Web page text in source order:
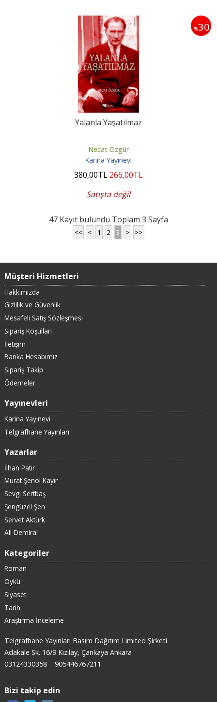
%30
Yalanla Yaşatılmaz
Necat Özgür
Karina Yayınevi
380,00TL 266,00TL
Satışta değil
47 Kayıt bulundu Toplam 3 Sayfa
<< < 1 2 3 > >>
Müşteri Hizmetleri
Hakkımızda
Gizlilik ve Güvenlik
Mesafeli Satış Sözleşmesi
Sipariş Koşulları
İletişim
Banka Hesabımız
Sipariş Takip
Ödemeler
Yayınevleri
Karina Yayınevi
Telgrafhane Yayınları
Yazarlar
İlhan Patır
Murat Şenol Kayır
Sevgi Sertbaş
Şengüzel Şen
Servet Aktürk
Ali Demiral
Kategoriler
Roman
Öykü
Siyaset
Tarih
Araştırma İnceleme
Telgrafhane Yayınları Basım Dağıtım Limited Şirketi
Adakale Sk. 16/9 Kızılay, Çankaya Ankara
03124330358
905446767211
Bizi takip edin